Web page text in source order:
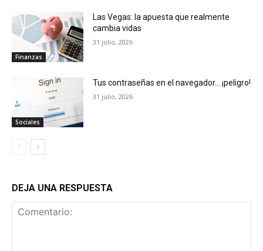
Finanzas
Las Vegas: la apuesta que realmente
cambia vidas
31 julio, 2026
Sociales
Tus contraseñas en el navegador… ¡peligro!
31 julio, 2026
DEJA UNA RESPUESTA